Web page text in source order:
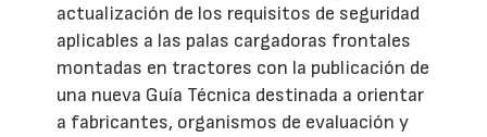
actualización de los requisitos de seguridad
aplicables a las palas cargadoras frontales
montadas en tractores con la publicación de
una nueva Guía Técnica destinada a orientar
a fabricantes, organismos de evaluación y